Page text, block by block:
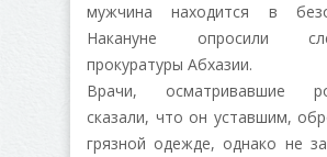
мужчина находится в
Накануне опросили
прокуратуры Абхазии.
Врачи, осматривавшие
сказали, что он уставшим,
грязной одежде, однако не